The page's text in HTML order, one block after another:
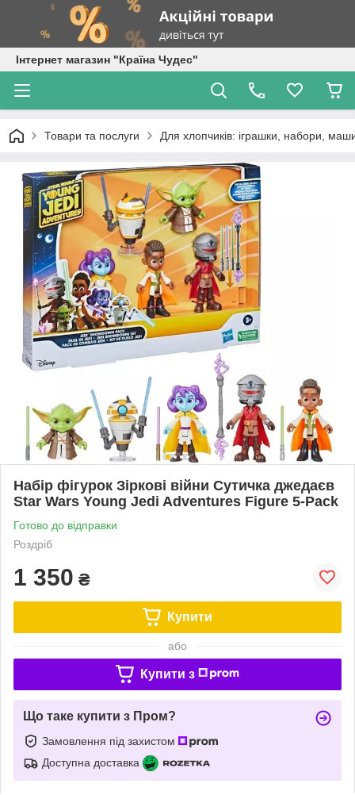
Інтернет магазин "Країна Чудес"
Товари та послуги Для хлопчиків: іграшки, набори,
Набір фігурок Зіркові війни Сутичка джедаєв
Star Wars Young Jedi Adventures Figure 5-Pack
Готово до відправки
Роздріб
1 350 ₴
Купити
або
Купити з
Що таке купити з Пром?
Замовлення під захистом
Доступна доставка